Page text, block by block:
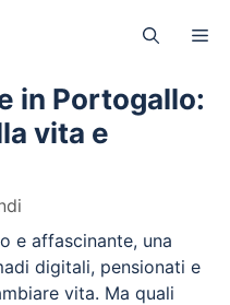
in Portogallo:
vita e
e affascinante, una
digitali, pensionati e
vita. Ma quali